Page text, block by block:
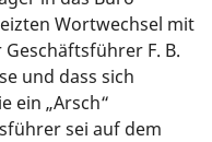
Wortwechsel mit
F. B.
und dass sich
ein „Arsch“
sei auf dem